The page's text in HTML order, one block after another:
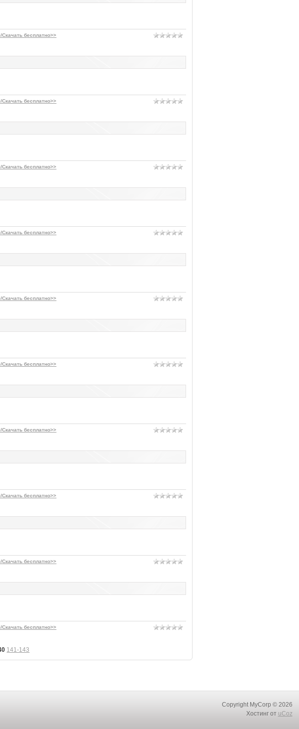
Скачать бесплатно>>
Скачать бесплатно>>
Скачать бесплатно>>
Скачать бесплатно>>
Скачать бесплатно>>
Скачать бесплатно>>
Скачать бесплатно>>
Скачать бесплатно>>
Скачать бесплатно>>
Скачать бесплатно>>
141-143
Copyright MyCorp © 2026
Хостинг от uCoz